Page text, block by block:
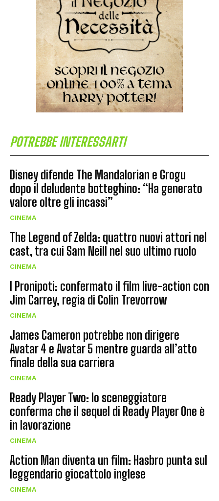
POTREBBE INTERESSARTI
Disney difende The Mandalorian e Grogu
dopo il deludente botteghino: “Ha generato
valore oltre gli incassi”
CINEMA
The Legend of Zelda: quattro nuovi attori nel
cast, tra cui Sam Neill nel suo ultimo ruolo
CINEMA
I Pronipoti: confermato il film live-action con
Jim Carrey, regia di Colin Trevorrow
CINEMA
James Cameron potrebbe non dirigere
Avatar 4 e Avatar 5 mentre guarda all’atto
finale della sua carriera
CINEMA
Ready Player Two: lo sceneggiatore
conferma che il sequel di Ready Player One è
in lavorazione
CINEMA
Action Man diventa un film: Hasbro punta sul
leggendario giocattolo inglese
CINEMA